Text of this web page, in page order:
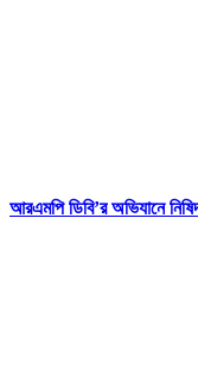
আরএমপি ডিবি’র অভিযানে